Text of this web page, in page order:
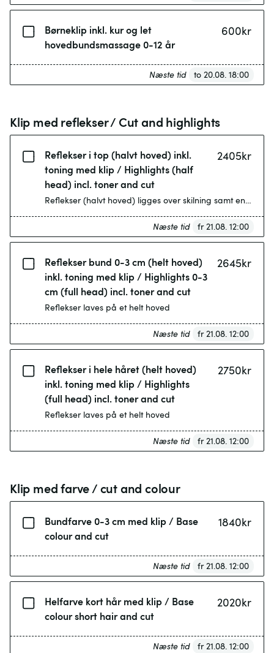
Børneklip inkl. kur og let
hovedbundsmassage 0-12 år
600kr
Næste tid to 20.08. 18:00
Klip med reflekser / Cut and highlights
Reflekser i top (halvt hoved) inkl.
toning med klip / Highlights (half
head) incl. toner and cut
2405kr
Reflekser (halvt hoved) ligges over skilning samt enkelte
Næste tid fr 21.08. 12:00
Reflekser bund 0-3 cm (helt hoved)
inkl. toning med klip / Highlights 0-3
cm (full head) incl. toner and cut
2645kr
Reflekser laves på et helt hoved
Næste tid fr 21.08. 12:00
Reflekser i hele håret (helt hoved)
inkl. toning med klip / Highlights
(full head) incl. toner and cut
2750kr
Reflekser laves på et helt hoved
Næste tid fr 21.08. 12:00
Klip med farve / cut and colour
Bundfarve 0-3 cm med klip / Base
colour and cut
1840kr
Næste tid fr 21.08. 12:00
Helfarve kort hår med klip / Base
colour short hair and cut
2020kr
Næste tid fr 21.08. 12:00